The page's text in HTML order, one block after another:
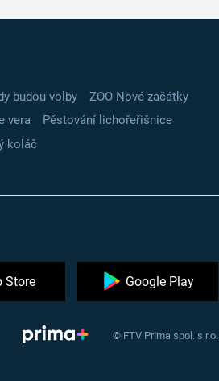
budou volby
ZOO Nové začátky
vera
Pěstování lichořeřišnice
koláč
Store Google Play
© FTV Prima spol. s r.o.